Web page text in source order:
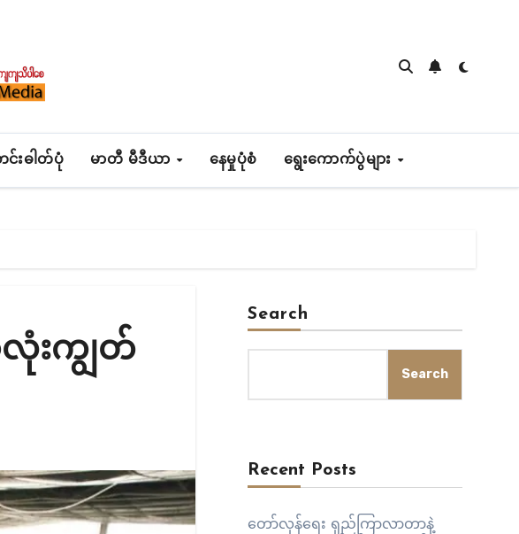
းဓါတ်ပုံ မာတီ မီဒီယာ နေမှုပုံစံ ရွေးကောက်ပွဲများ
လုံးကျွတ်
Search
Search
Recent Posts
တော်လှန်ရေး ရှည်ကြာလာတာနဲ့